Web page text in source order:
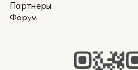
Партнеры
Форум